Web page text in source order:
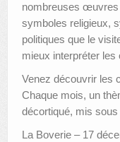
nombreuses œuvres
symboles religieux,
politiques que le
mieux interpréter
Venez découvrir les
Chaque mois, un
décortiqué, mis sous
La Boverie – 17